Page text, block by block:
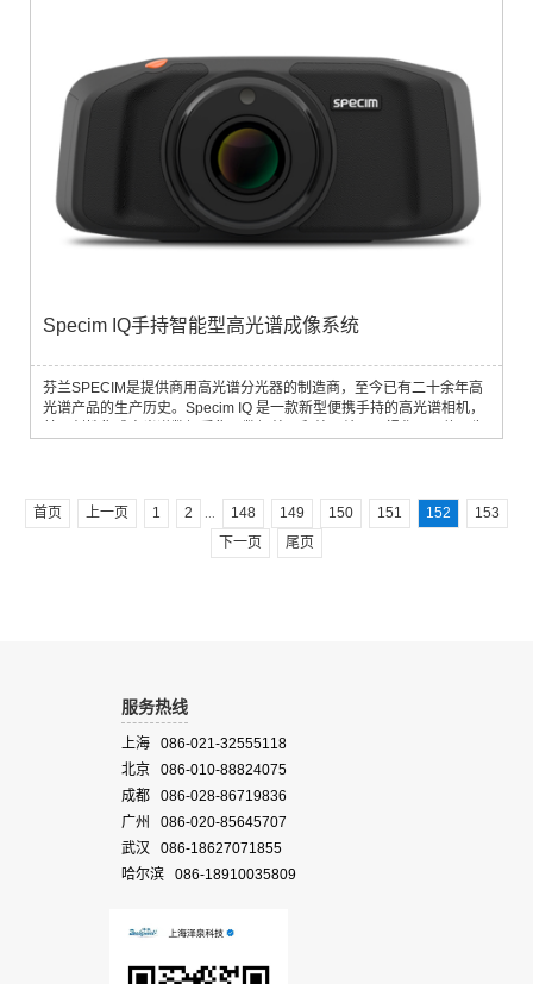
Specim IQ手持智能型高光谱成像系统
芬兰SPECIM是提供商用高光谱分光器的制造商，至今已有二十余年高
光谱产品的生产历史。Specim IQ 是一款新型便携手持的高光谱相机，
时采集，现场...
首页 上一页 1 2 148 149 150 151 152
153
下一页
尾页
服务热线
上海 086-021-32555118
北京 086-010-88824075
成都 086-028-86719836
广州 086-020-85645707
武汉 086-18627071855
哈尔滨 086-18910035809